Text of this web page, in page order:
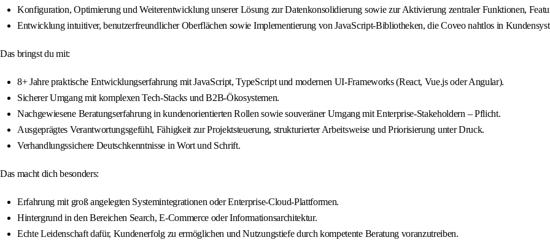
Konfiguration, Optimierung und Weiterentwicklung unserer Lösung zur Datenkonsolidierung sowie zur Aktivierung zentraler Funktionen,
Entwicklung intuitiver, benutzerfreundlicher Oberflächen sowie Implementierung von JavaScript-Bibliotheken, die Coveo nahtlos in
Das bringst du mit:
8+ Jahre praktische Entwicklungserfahrung mit JavaScript, TypeScript und modernen UI-Frameworks (React, Vue.js oder Angular).
Sicherer Umgang mit komplexen Tech-Stacks und B2B-Ökosystemen.
Nachgewiesene Beratungserfahrung in kundenorientierten Rollen sowie souveräner Umgang mit Enterprise-Stakeholdern – Pflicht.
Ausgeprägtes Verantwortungsgefühl, Fähigkeit zur Projektsteuerung, strukturierter Arbeitsweise und Priorisierung unter Druck.
Verhandlungssichere Deutschkenntnisse in Wort und Schrift.
Das macht dich besonders:
Erfahrung mit groß angelegten Systemintegrationen oder Enterprise-Cloud-Plattformen.
Hintergrund in den Bereichen Search, E-Commerce oder Informationsarchitektur.
Echte Leidenschaft dafür, Kundenerfolg zu ermöglichen und Nutzungstiefe durch kompetente Beratung voranzutreiben.